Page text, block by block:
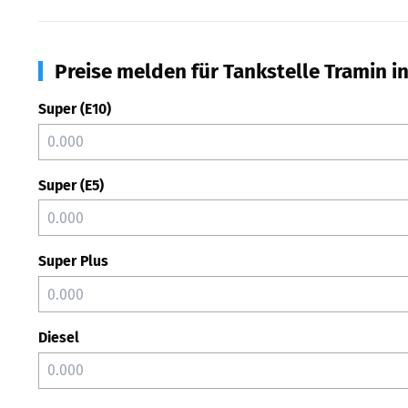
Preise melden für Tankstelle Tramin
Super (E10)
Super (E5)
Super Plus
Diesel